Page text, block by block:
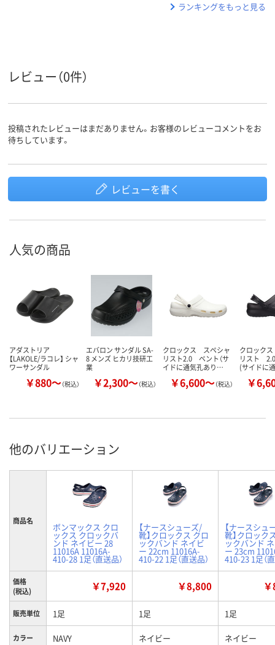
ランキングをもっと見る
レビュー（0件）
投稿されたレビューはまだありません。お客様のレビューコメントをお
待ちしています。
レビューを書く
人気の商品
アダストリア
【LAKOLE/ラコレ】 シャ
ワーサンダル
￥880～（税込）
エバロン サンダル SA-
8 メンズ ヒカリ技研工
業
￥2,300～（税込）
クロックス スペシャ
リスト2.0 ベント（サ
イドに通気孔あり…
￥6,600～（税込）
クロック
リスト
(サイドに
￥
他のバリエーション
商品名
ボンマックス クロ
ックス クロックバ
ンド ネイビー 28
11016A 11016A-
410-28 1足（直送品）
【ナースシューズ/
靴】クロックス クロ
ックバンド ネイビ
ー 22cm 11016A-
410-22 1足（直送品）
【ナースシュ
靴】クロック
ックバンド
ー 23cm
410-23 1足（
価格
(税込)
￥7,920 ￥8,800
販売単位 1足 1足 1足
カラー NAVY ネイビー ネイビー